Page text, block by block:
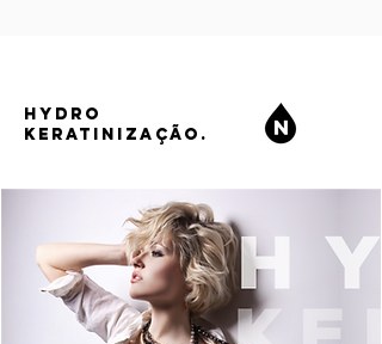
HYDRO
KERATINIZAÇÃO.